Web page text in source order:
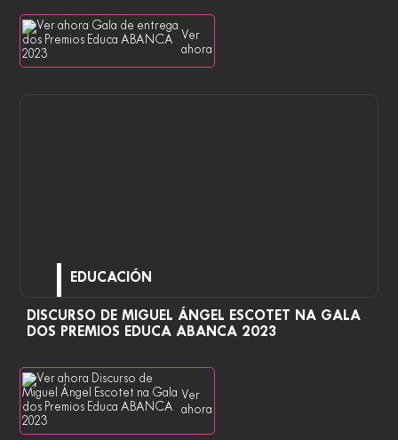
Ver
ahora
EDUCACIÓN
DISCURSO DE MIGUEL ÁNGEL ESCOTET NA GALA
DOS PREMIOS EDUCA ABANCA 2023
Ver
ahora